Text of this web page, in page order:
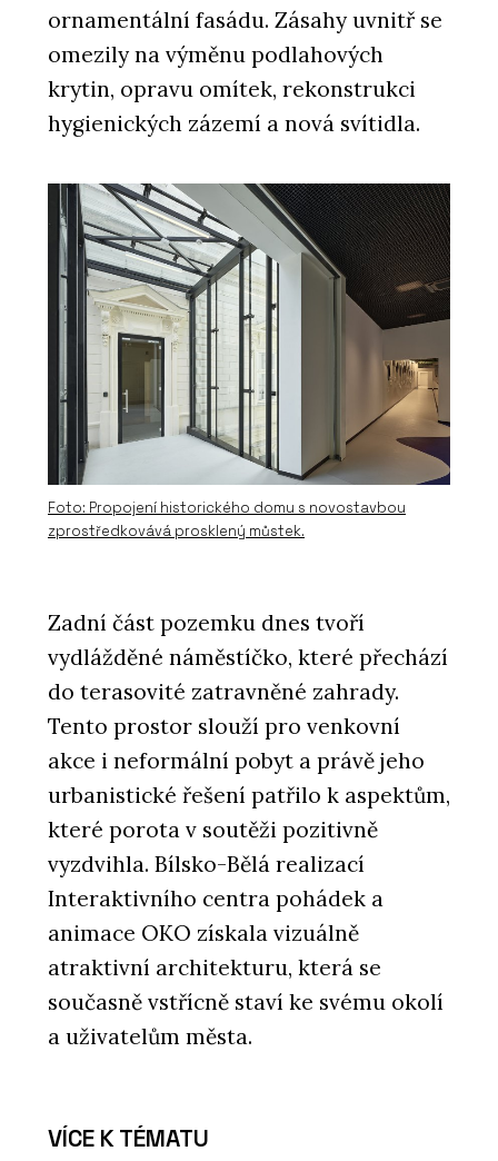
PRODUKTY
Sloupko-příčková fasáda s vysokou
tepelnou izolací MB-MT50N - Aluprof
PRODUKTY
Sloupko-příčková, strukturální fasáda
MB-SR50N EFEKT - Aluprof
ČLÁNKY
Bytová věž na pobřeží Portugalska.
Její fasáda vychází z rytmu lodních
kontejnerů
ornamentální fasádu. Zásahy uvnitř se
omezily na výměnu podlahových
krytin, opravu omítek, rekonstrukci
hygienických zázemí a nová svítidla.
Foto: Propojení historického domu s novostavbou
zprostředkovává prosklený můstek.
Zadní část pozemku dnes tvoří
vydlážděné náměstíčko, které přechází
do terasovité zatravněné zahrady.
Tento prostor slouží pro venkovní
akce i neformální pobyt a právě jeho
urbanistické řešení patřilo k aspektům,
které porota v soutěži pozitivně
vyzdvihla. Bílsko-Bělá realizací
Interaktivního centra pohádek a
animace OKO získala vizuálně
atraktivní architekturu, která se
současně vstřícně staví ke svému okolí
a uživatelům města.
VÍCE K TÉMATU